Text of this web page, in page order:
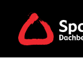
content